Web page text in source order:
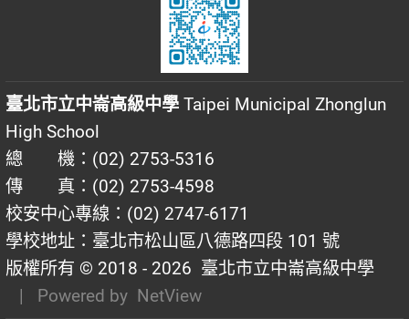
臺北市立中崙高級中學 Taipei Municipal Zhonglun
High School
總 機：(02) 2753-5316
傳 真：(02) 2753-4598
校安中心專線：(02) 2747-6171
學校地址：臺北市松山區八德路四段 101 號
版權所有 © 2018 - 2026 臺北市立中崙高級中學
| Powered by NetView